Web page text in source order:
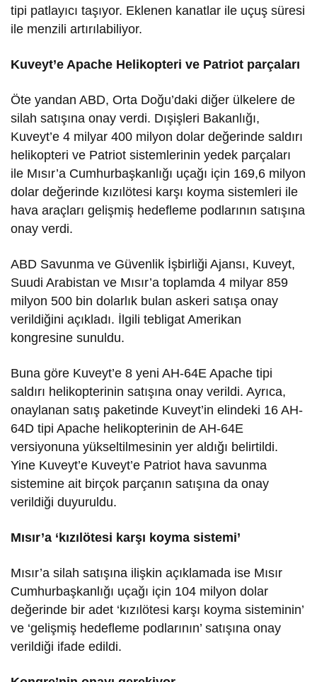
tipi patlayıcı taşıyor. Eklenen kanatlar ile uçuş süresi
ile menzili artırılabiliyor.
Kuveyt’e Apache Helikopteri ve Patriot parçaları
Öte yandan ABD, Orta Doğu’daki diğer ülkelere de
silah satışına onay verdi. Dışişleri Bakanlığı,
Kuveyt’e 4 milyar 400 milyon dolar değerinde saldırı
helikopteri ve Patriot sistemlerinin yedek parçaları
ile Mısır’a Cumhurbaşkanlığı uçağı için 169,6 milyon
dolar değerinde kızılötesi karşı koyma sistemleri ile
hava araçları gelişmiş hedefleme podlarının satışına
onay verdi.
ABD Savunma ve Güvenlik İşbirliği Ajansı, Kuveyt,
Suudi Arabistan ve Mısır’a toplamda 4 milyar 859
milyon 500 bin dolarlık bulan askeri satışa onay
verildiğini açıkladı. İlgili tebligat Amerikan
kongresine sunuldu.
Buna göre Kuveyt’e 8 yeni AH-64E Apache tipi
saldırı helikopterinin satışına onay verildi. Ayrıca,
onaylanan satış paketinde Kuveyt’in elindeki 16 AH-
64D tipi Apache helikopterinin de AH-64E
versiyonuna yükseltilmesinin yer aldığı belirtildi.
Yine Kuveyt’e Kuveyt’e Patriot hava savunma
sistemine ait birçok parçanın satışına da onay
verildiği duyuruldu.
Mısır’a ‘kızılötesi karşı koyma sistemi’
Mısır’a silah satışına ilişkin açıklamada ise Mısır
Cumhurbaşkanlığı uçağı için 104 milyon dolar
değerinde bir adet ‘kızılötesi karşı koyma sisteminin’
ve ‘gelişmiş hedefleme podlarının’ satışına onay
verildiği ifade edildi.